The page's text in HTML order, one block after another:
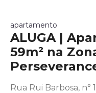
apartamento
ALUGA |
59m² na
Rua Rui Barbosa, n°